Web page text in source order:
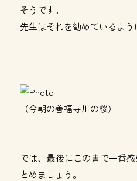
そうです。
先生はそれを勧めているよう
（今朝の善福寺川の桜）
では、最後にこの書で一番
とめましょう。